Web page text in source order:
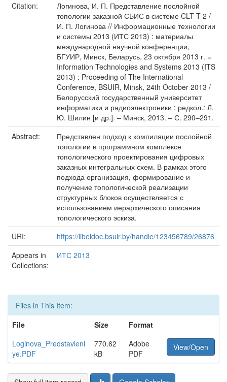
Citation:
Логинова, И. П. Представление послойной
топологии заказной СБИС в системе CLT T-2 /
И. П. Логинова // Информационные технологии
и системы 2013 (ИТС 2013) : материалы
международной научной конференции,
БГУИР, Минск, Беларусь, 23 октября 2013 г. =
Information Technologies and Systems 2013 (ITS
2013) : Proceeding of The International
Conference, BSUIR, Minsk, 24th October 2013 /
Белорусский государственный университет
информатики и радиоэлектроники ; редкол.: Л.
Ю. Шилин [и др.]. – Минск, 2013. – С. 290–291.
Abstract:
Представлен подход к компиляции послойной
топологии в программном комплексе
топологического проектирования цифровых
заказных интегральных схем. В рамках этого
подхода организация, формирование и
получение топологической реализации
структурных блоков осуществляется с
использованием иерархического описания
топологического эскиза.
URI:
https://libeldoc.bsuir.by/handle/123456789/26876
Appears in
Collections:
ИТС 2013
Files in This Item:
File
Size
Format
Loginova_Predstavleni
ye.PDF
770.62
kB
Adobe
PDF
View/Open